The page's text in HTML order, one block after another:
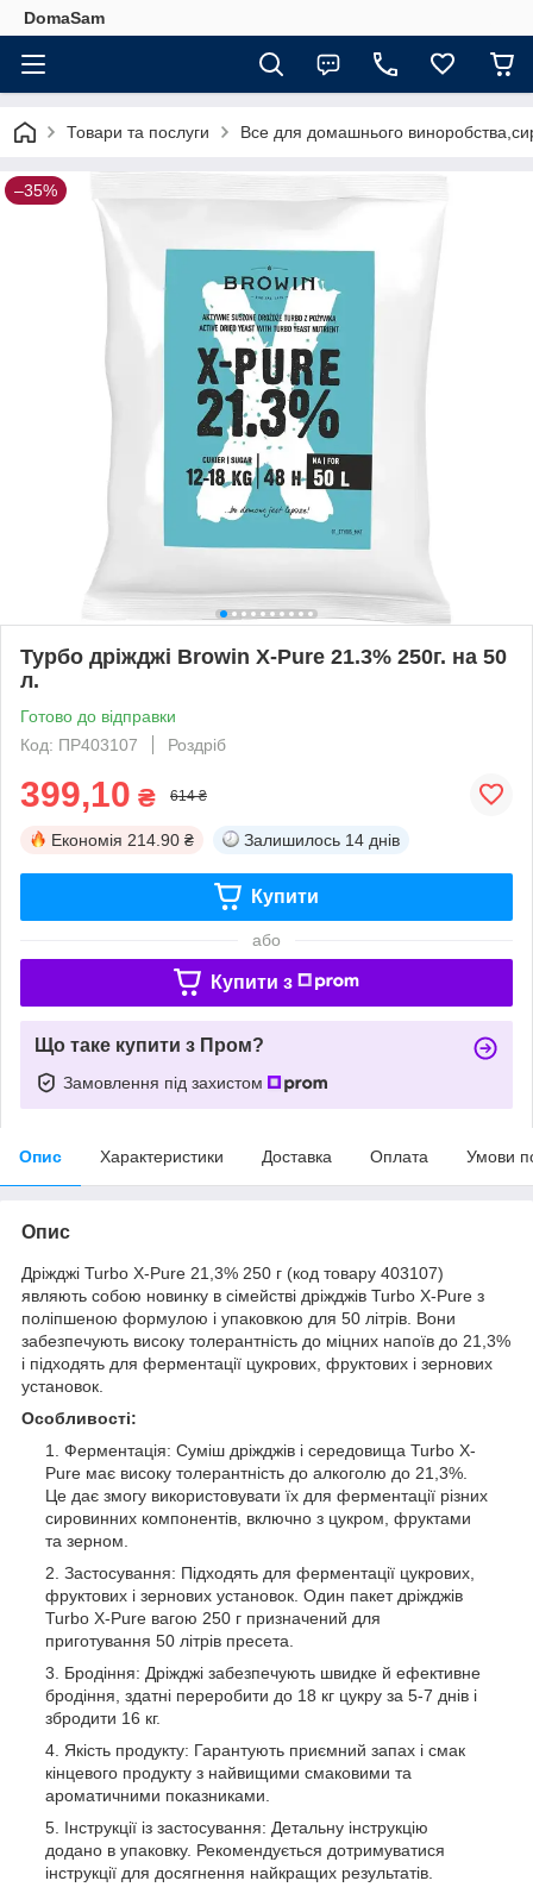
DomaSam
Товари та послуги Все для домашнього
–35%
Турбо дріжджі Browin X-Pure 21.3% 250г. на 50
л.
Готово до відправки
Код: ПР403107
Роздріб
399,10 ₴ 614 ₴
Економія 214.90 ₴ Залишилось 14 днів
Купити
або
Купити з
Що таке купити з Пром?
Замовлення під захистом
Опис Характеристики Доставка Оплата Умови
Опис
Дріжджі Turbo X-Pure 21,3% 250 г (код товару 403107)
являють собою новинку в сімействі дріжджів Turbo X-Pure з
поліпшеною формулою і упаковкою для 50 літрів. Вони
забезпечують високу толерантність до міцних напоїв до 21,3%
і підходять для ферментації цукрових, фруктових і зернових
установок.
Особливості:
Ферментація: Суміш дріжджів і середовища Turbo X-
Pure має високу толерантність до алкоголю до 21,3%.
Це дає змогу використовувати їх для ферментації різних
сировинних компонентів, включно з цукром, фруктами
та зерном.
Застосування: Підходять для ферментації цукрових,
фруктових і зернових установок. Один пакет дріжджів
Turbo X-Pure вагою 250 г призначений для
приготування 50 літрів пресета.
Бродіння: Дріжджі забезпечують швидке й ефективне
бродіння, здатні переробити до 18 кг цукру за 5-7 днів і
збродити 16 кг.
Якість продукту: Гарантують приємний запах і смак
кінцевого продукту з найвищими смаковими та
ароматичними показниками.
Інструкції із застосування: Детальну інструкцію
додано в упаковку. Рекомендується дотримуватися
інструкції для досягнення найкращих результатів.